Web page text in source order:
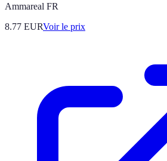
Ammareal FR
8.77 EURVoir le prix